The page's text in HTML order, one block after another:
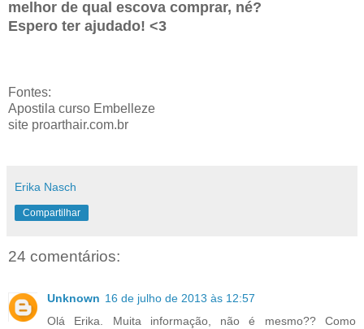
melhor de qual escova comprar, né?
Espero ter ajudado! <3
Fontes:
Apostila curso Embelleze
site proarthair.com.br
Erika Nasch
Compartilhar
24 comentários:
Unknown 16 de julho de 2013 às 12:57
Olá Erika. Muita informação, não é mesmo?? Como